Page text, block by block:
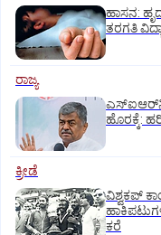
ಹಾಸನ:
ತರಗತಿ
ರಾಜ್ಯ
ಹೊರಕ್ಕೆ:
ಕ್ರೀಡೆ
ವಿಶ್ವಕಪ್‌
ಕರೆ